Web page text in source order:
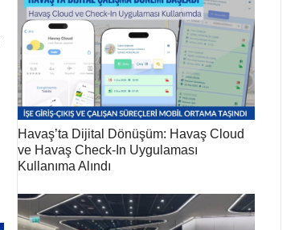
Havaş’ta Dijital Dönüşüm: Havaş Cloud
ve Havaş Check-In Uygulaması
Kullanıma Alındı